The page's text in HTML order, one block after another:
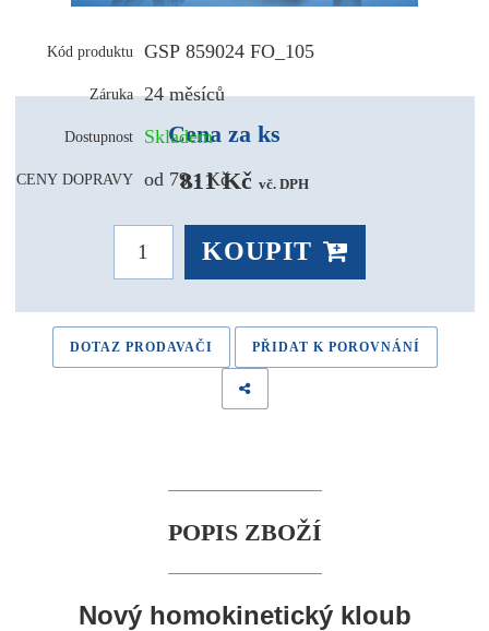
Kód produktu GSP 859024 FO_105
Záruka 24 měsíců
Dostupnost Skladem
CENY DOPRAVY od 79,- Kč
Cena za ks
811 Kč vč. DPH
KOUPIT
DOTAZ PRODAVAČI PŘIDAT K POROVNÁNÍ
POPIS ZBOŽÍ
Nový homokinetický kloub